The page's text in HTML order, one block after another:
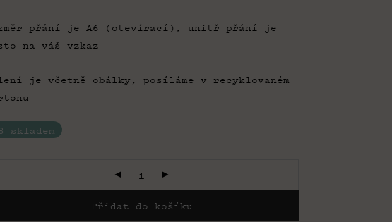
přání je A6 (otevírací), unitř přání je
na váš vzkaz
je včetně obálky, posíláme v recyklovaném
skladem
Přidat do košíku